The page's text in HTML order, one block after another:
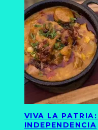
VIVA LA
INDEPENDENCIA